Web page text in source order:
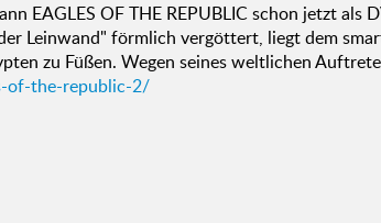
EAGLES OF THE REPUBLIC schon jetzt als
Leinwand" förmlich vergöttert, liegt dem
zu Füßen. Wegen seines weltlichen
of-the-republic-2/